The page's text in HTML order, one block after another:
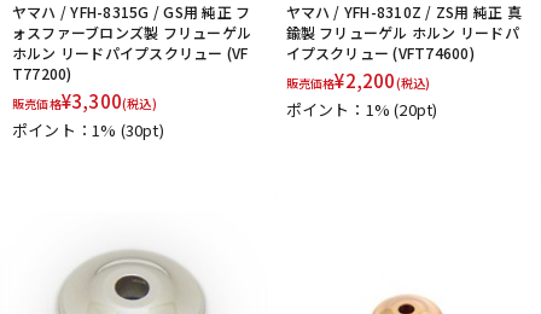
ヤマハ / YFH-8315G / GS用 純正 フ
ォスファーブロンズ製 フリューゲル
ホルン リードパイプスクリュー (VF
T77200)
販売価格¥3,300(税込)
ポイント：1% (30pt)
ヤマハ / YFH-8310Z / ZS用 純正 真
鍮製 フリューゲル ホルン リードパ
イプスクリュー (VFT74600)
販売価格¥2,200(税込)
ポイント：1%(20pt)